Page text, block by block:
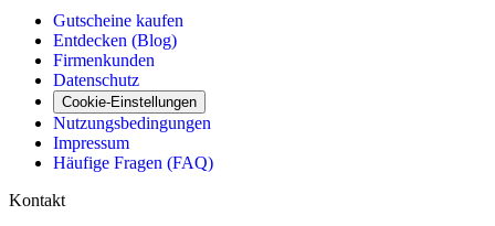
Gutscheine kaufen
Entdecken (Blog)
Firmenkunden
Datenschutz
Cookie-Einstellungen
Nutzungsbedingungen
Impressum
Häufige Fragen (FAQ)
Kontakt